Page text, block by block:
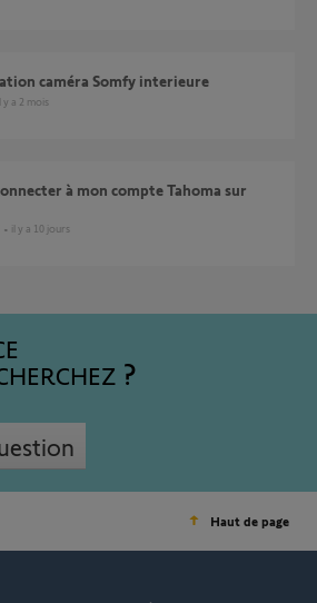
caméra Somfy interieure
il y a 2 mois
il y a 10 jours
Haut de page